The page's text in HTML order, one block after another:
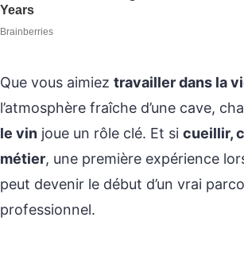
Que vous aimiez travailler dans la
l’atmosphère fraîche d’une cave,
le vin joue un rôle clé. Et si cueillir,
métier, une première expérience
peut devenir le début d’un vrai
professionnel.